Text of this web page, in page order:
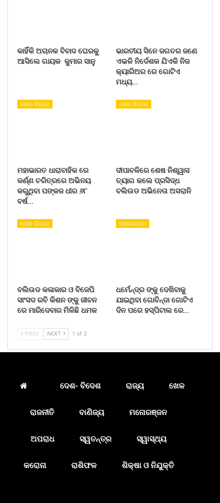
କାହିଁକି ଅଚାନକ ବିବାଦ ଘେରକୁ
ଆସିଲେ ଗାୟକ କୁମାର ସାନୁ
ଭାରତୀୟ ସିନେ ଜଗତର ଜଣେ
ଏଭଳି ନିର୍ଦେଶକ ଯିଏକି ନିଜ
କ୍ୟାରିଅର ରେ ଗୋଟିଏ
ମଧ୍ୟ…
ଦେଶ- ବିଦେଶ
ମହାଭାରତ ଧାରାବାହିକ ରେ
କର୍ଣ୍ଣ ଚରିତ୍ରରେ ଅଭିନୟ
କରୁଥିବା ପଙ୍କଜ ଧୀର ୬୮
ବର୍ଷ…
ଦେଶ- ବିଦେଶ
ଦୀପାବଳିରେ ଶେଷ ନିଶ୍ୱାସ
ତ୍ୟାଗ କଲେ ପ୍ରସିଦ୍ଧ
ବଲିଉଡ ଅଭିନେତା ଅସରାନି
ଦେଶ- ବିଦେଶ
ବଲିଉଡ କଳାକାର ଓ ବିଜେପି
ସାଂସଦ ରବି କିଶନ ଙ୍କୁ ଜୀବନ
ରେ ମାରିଦେବାର ମିଳିଛି ଧମକ
ମନୋରଞ୍ଜନ
ଧର୍ମେନ୍ଦ୍ର ଙ୍କୁ ଦେଖିବାକୁ
ଯାଇଥିବା ଗୋବିନ୍ଦା ଗୋଟିଏ
ଦିନ ପରେ ହସ୍ପିଟାଲ ରେ…
PREV NEXT 1 of 2
ଦେଶ- ବିଦେଶ ରାଜ୍ୟ ଖେଳ
ରାଜନୀତି ବାଣିଜ୍ୟ ମନୋରଞ୍ଜନ
ଅପରାଧ ସ୍ୱତନ୍ତ୍ର ସ୍ୱାସ୍ଥ୍ୟ
କରୋନା ରାଶିଫଳ ଶିକ୍ଷା ଓ ନିଯୁକ୍ତି